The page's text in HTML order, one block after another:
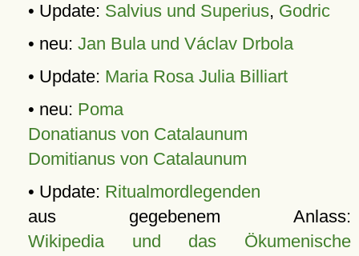
• Update: Salvius und Superius, Godric
• neu: Jan Bula und Václav Drbola
• Update: Maria Rosa Julia Billiart
• neu: Poma
Donatianus von Catalaunum
Domitianus von Catalaunum
• Update: Ritualmordlegenden
aus gegebenem Anlass:
Wikipedia und das Ökumenische